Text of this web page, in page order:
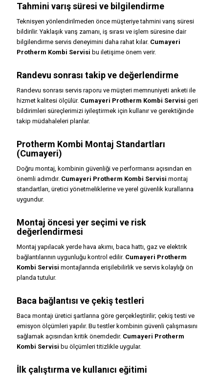
Tahmini varış süresi ve bilgilendirme
Teknisyen yönlendirilmeden önce müşteriye tahmini varış süresi
bildirilir. Yaklaşık varış zamanı, iş sırası ve işlem süresine dair
bilgilendirme servis deneyimini daha rahat kılar. Cumayeri
Protherm Kombi Servisi bu iletişime önem verir.
Randevu sonrası takip ve değerlendirme
Randevu sonrası servis raporu ve müşteri memnuniyeti anketi ile
hizmet kalitesi ölçülür. Cumayeri Protherm Kombi Servisi geri
bildirimleri süreçlerimizi iyileştirmek için kullanır ve gerektiğinde
takip müdahaleleri planlar.
Protherm Kombi Montaj Standartları
(Cumayeri)
Doğru montaj, kombinin güvenliği ve performansı açısından en
önemli adımdır. Cumayeri Protherm Kombi Servisi montaj
standartları, üretici yönetmeliklerine ve yerel güvenlik kurallarına
uygundur.
Montaj öncesi yer seçimi ve risk
değerlendirmesi
Montaj yapılacak yerde hava akımı, baca hattı, gaz ve elektrik
bağlantılarının uygunluğu kontrol edilir. Cumayeri Protherm
Kombi Servisi montajlarında erişilebilirlik ve servis kolaylığı ön
planda tutulur.
Baca bağlantısı ve çekiş testleri
Baca montajı üretici şartlarına göre gerçekleştirilir; çekiş testi ve
emisyon ölçümleri yapılır. Bu testler kombinin güvenli çalışmasını
sağlamak açısından kritik önemdedir. Cumayeri Protherm
Kombi Servisi bu ölçümleri titizlikle uygular.
İlk çalıştırma ve kullanıcı eğitimi